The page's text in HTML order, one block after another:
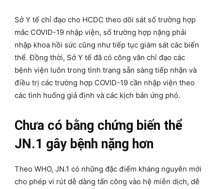
Sở Y tế chỉ đạo cho HCDC theo dõi sát số trường hợp
mắc COVID-19 nhập viện, số trường hợp nặng phải
nhập khoa hồi sức cũng như tiếp tục giám sát các biến
thể. Đồng thời, Sở Y tế đã có công văn chỉ đạo các
bệnh viện luôn trong tình trạng sẵn sàng tiếp nhận và
điều trị các trường hợp COVID-19 cần nhập viện theo
các tình huống giả định và các kịch bản ứng phó.
Chưa có bằng chứng biến thể
JN.1 gây bệnh nặng hơn
Theo WHO, JN.1 có những đặc điểm kháng nguyên mới
cho phép vi rút dễ dàng tấn công vào hệ miễn dịch, dễ